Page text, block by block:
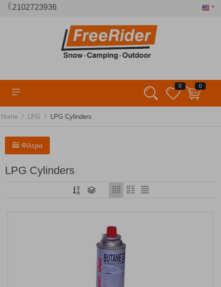
2102723936
0 0
Home / LPG / LPG Cylinders
Φίλτρα
LPG Cylinders